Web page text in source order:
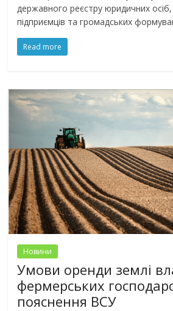
державного реєстру юридичних осіб,
підприємців та громадських
Read more
Новини
Умови оренди землі
фермерських
пояснення ВСУ